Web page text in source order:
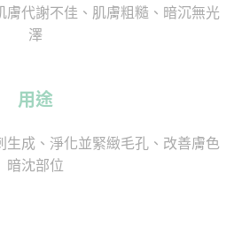
代謝不佳、肌膚粗糙、暗沉無光
澤
用途
成、淨化並緊緻毛孔、改善膚色
暗沈部位